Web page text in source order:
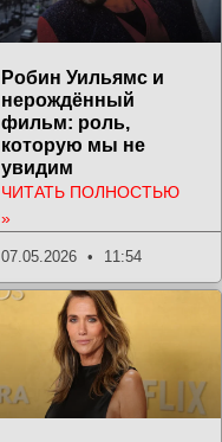
Робин Уильямс и
нерождённый
фильм: роль,
которую мы не
увидим
ЧИТАТЬ ПОЛНОСТЬЮ
»
07.05.2026 11:54